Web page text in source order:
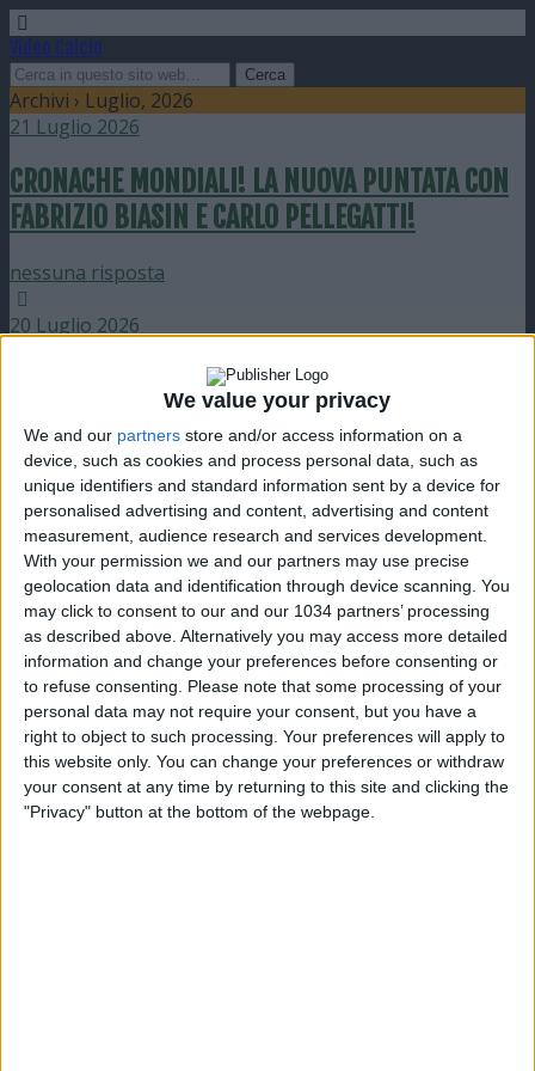
We value your privacy
We and our partners store and/or access information on a
device, such as cookies and process personal data, such as
unique identifiers and standard information sent by a device for
personalised advertising and content, advertising and content
measurement, audience research and services development.
With your permission we and our partners may use precise
geolocation data and identification through device scanning. You
may click to consent to our and our 1034 partners’ processing
as described above. Alternatively you may access more detailed
information and change your preferences before consenting or
to refuse consenting.
Please note that some processing of your
personal data may not require your consent, but you have a
right to object to such processing. Your preferences will apply to
this website only. You can change your preferences or withdraw
your consent at any time by returning to this site and clicking the
"Privacy" button at the bottom of the webpage.
Video Calcio
Archivi › Luglio, 2026
21 Luglio 2026
CRONACHE MONDIALI! LA NUOVA PUNTATA CON
FABRIZIO BIASIN E CARLO PELLEGATTI!
nessuna risposta
20 Luglio 2026
Spagna – Argentina 1-0 (dts): Highlights
Estesi | Mondiali di Calcio FIFA 2026
nessuna risposta
20 Luglio 2026
Spagna – Argentina 1-0 (dts): Highlights |
Mondiali di Calcio FIFA 2026
nessuna risposta
20 Luglio 2026
Spagna CAMPIONE DEL MONDO. Che ne sarà di
MESSI adesso? | Cronache Mondiali